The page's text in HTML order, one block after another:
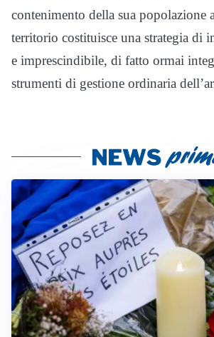
contenimento della sua popolazione
territorio costituisce una strategia di
e imprescindibile, di fatto ormai
strumenti di gestione ordinaria